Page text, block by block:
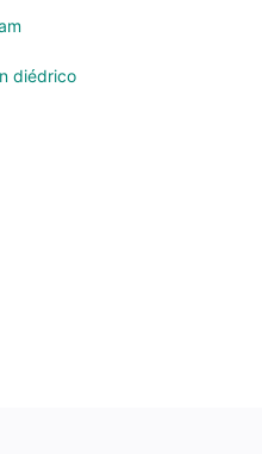
diédrico